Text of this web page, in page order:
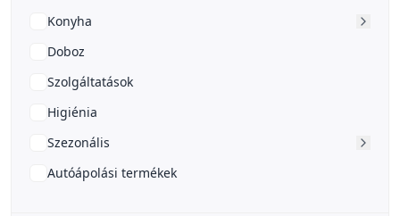
Konyha
Doboz
Szolgáltatások
Higiénia
Szezonális
Autóápolási termékek